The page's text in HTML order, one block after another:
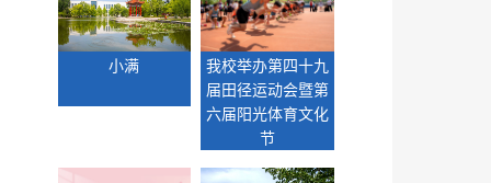
小满
我校举办第四十九
届田径运动会暨第
六届阳光体育文化
节